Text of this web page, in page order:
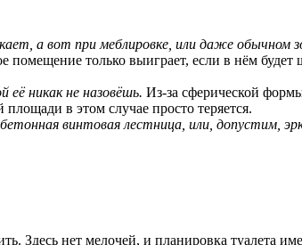
а вот при меблировке, или даже
помещение только выиграет, если в нём
никак не назовёшь. Из-за сферической
в этом случае просто теряется.
винтовая лестница, или, допустим,
Здесь нет мелочей, и планировка